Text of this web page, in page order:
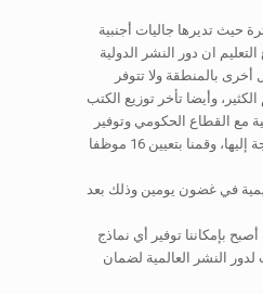
حيث تديرها جاليات أجنبية
ان دور النشر الدولية
بالمنطقة ولا تتوفر
ويكلفهم الكثير، وأيضا تأخر توزيع الكتب
مع القطاع الحكومي وتوفير
الخدمات لهذا القطاع لتقليل التكاليف والجهد، والشراكة مع دور النشر لإيجاد مواطنين عمانيين مدربين ومؤهلين لتمثيل السلطنة مما يعني سرعة توفير التدريب الاستشاري للمدارس الخاصة عند الحاجة إليها، وقمنا بتعيين 16 موظفا
في غضون يومين وذلك بعد
بإمكاننا توفير أي نماذج
النشر العالمية لضمان